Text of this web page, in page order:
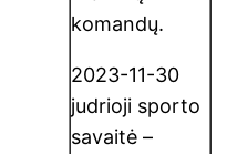
komandų.
2023-11-30
judrioji sporto
savaitė –